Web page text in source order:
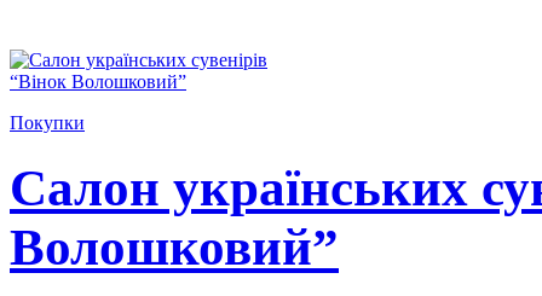
Покупки
Салон українських
Волошковий”